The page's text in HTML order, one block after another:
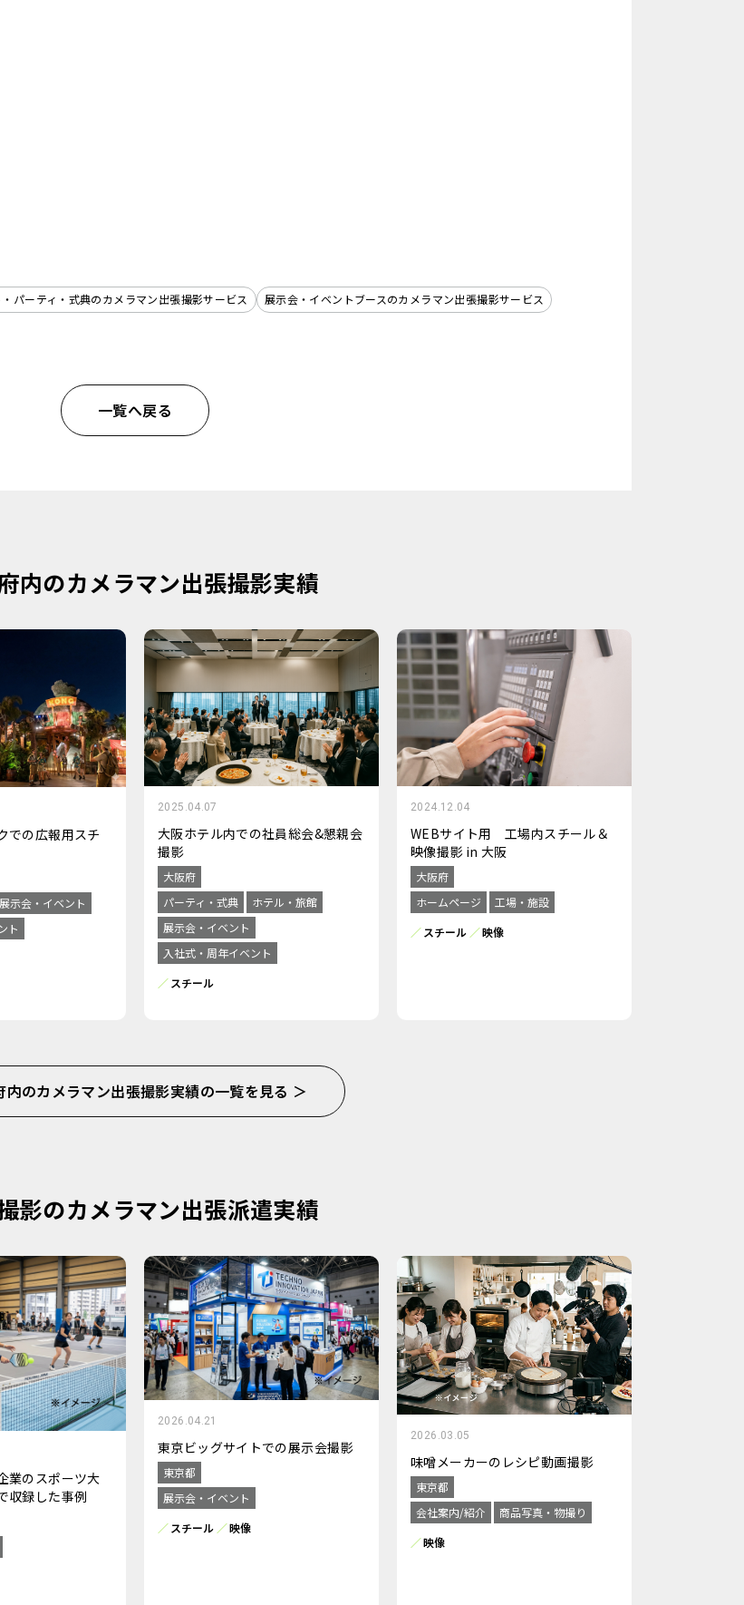
パーティ・式典のカメラマン出張撮影サービス
展示会・イベントブースのカメラマン出張撮影サービス
一覧へ戻る
内のカメラマン出張撮影実績
での広報用スチ
展示会・イベント
ト
2025.04.07
大阪ホテル内での社員総会&懇親会
撮影
大阪府
パーティ・式典
ホテル・旅館
展示会・イベント
入社式・周年イベント
スチール
2024.12.04
WEBサイト用 工場内スチール＆
映像撮影 in 大阪
大阪府
ホームページ
工場・施設
スチール
映像
内のカメラマン出張撮影実績の一覧を見る ＞
影のカメラマン出張派遣実績
業のスポーツ大
収録した事例
2026.04.21
東京ビッグサイトでの展示会撮影
東京都
展示会・イベント
スチール
映像
2026.03.05
味噌メーカーのレシピ動画撮影
東京都
会社案内/紹介
商品写真・物撮り
映像